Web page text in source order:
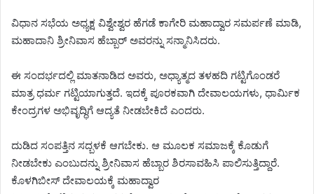
ವಿಧಾನ ಸಭೆಯ ಅಧ್ಯಕ್ಷ ವಿಶ್ವೇಶ್ವರ ಹೆಗಡೆ ಕಾಗೇರಿ ಮಹಾದ್ವಾರ ಸಮರ್ಪಣೆ ಮಾಡಿ,
ಮಹಾದಾನಿ ಶ್ರೀನಿವಾಸ ಹೆಬ್ಬಾರ್ ಅವರನ್ನು ಸನ್ಮಾನಿಸಿದರು.
ಈ ಸಂದರ್ಭದಲ್ಲಿ ಮಾತನಾಡಿದ ಅವರು, ಅಧ್ಯಾತ್ಮದ ತಳಹದಿ ಗಟ್ಟಿಗೊಂಡರೆ
ಮಾತ್ರ ಧರ್ಮ ಗಟ್ಟಿಯಾಗುತ್ತದೆ. ಇದಕ್ಕೆ ಪೂರಕವಾಗಿ ದೇವಾಲಯಗಳು, ಧಾರ್ಮಿಕ
ಕೇಂದ್ರಗಳ ಅಭಿವೃದ್ಧಿಗೆ ಆದ್ಯತೆ ನೀಡಬೇಕಿದೆ ಎಂದರು.
ದುಡಿದ ಸಂಪತ್ತಿನ ಸದ್ಬಳಕೆ ಆಗಬೇಕು. ಆ ಮೂಲಕ ಸಮಾಜಕ್ಕೆ ಕೊಡುಗೆ
ನೀಡಬೇಕು ಎಂಬುದನ್ನು ಶ್ರೀನಿವಾಸ ಹೆಬ್ಬಾರ ಶಿರಸಾವಹಿಸಿ ಪಾಲಿಸುತ್ತಿದ್ದಾರೆ.
ಕೊಳಗಿಬೀಸ್ ದೇವಾಲಯಕ್ಕೆ ಮಹಾದ್ವಾರ